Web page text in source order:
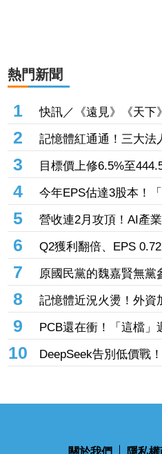
熱門新聞
1
快訊／《遠見》《天
享耆壽90歲
2
記憶體紅通通！三大
229億元連4日補貨南亞
3
目標價上修6.5%至
廠」7月營收創4年半
收
4
今年EPS估達3股本！
44% 外資卻砍近1.8萬
5
營收連2月攻頂！AI產
大廠」成長 外資目
6
Q2獲利翻倍、EPS
新高 9月IFA將發表AI
7
原國民黨的魏嘉賢無
壓當花蓮市長水塔還被
8
記憶體近況火燙！外
旺宏獲投入近17億元、
9
PCB還在衝！「這檔」
停 台燿連5漲51.5%、
10
DeepSeek告別低價戰
商業化邁入新階段
關於我們 隱私